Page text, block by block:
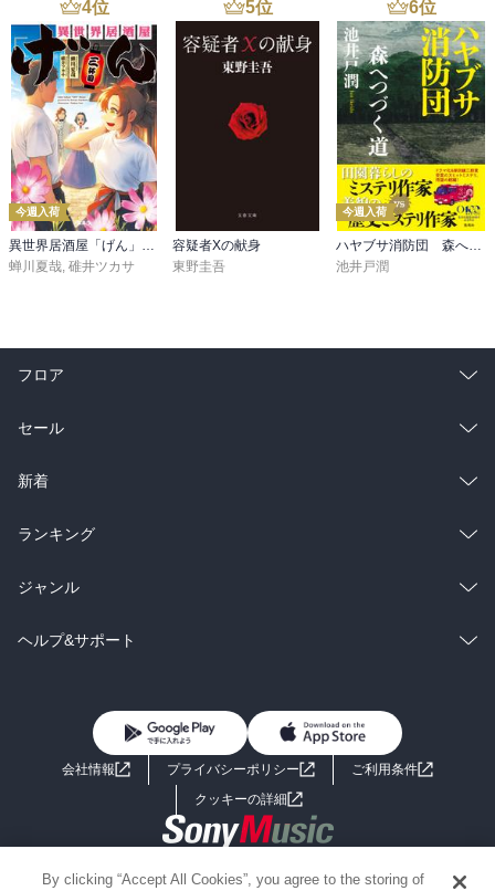
4位
今週入荷
異世界居酒屋「げん」三杯目
蝉川夏哉, 碓井ツカサ
5位
容疑者Xの献身
東野圭吾
6位
今週入荷
ハヤブサ消防団 森へつづく道
池井戸潤
フロア
総合
ラノベ
雑誌・グラビア
BL・TL
セール
総合
ラノベ
雑誌・グラビア
BL・TL
新着
総合
ラノベ
雑誌・グラビア
ランキング
総合
ラノベ
ジャンル
コミック
ライトノベル 男子向けラノベ
小説
海外小説
ヘルプ&サポート
よくあるご質問 お問い合わせ
会社情報 プライバシーポリシー
ご利用条件
クッキーの詳細
Copyright 2017 - 2026 Sony Music Entertainment(Japan) Inc.
By clicking “Accept All Cookies”, you agree to the storing of